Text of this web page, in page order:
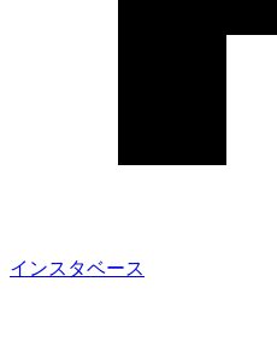
インスタベース